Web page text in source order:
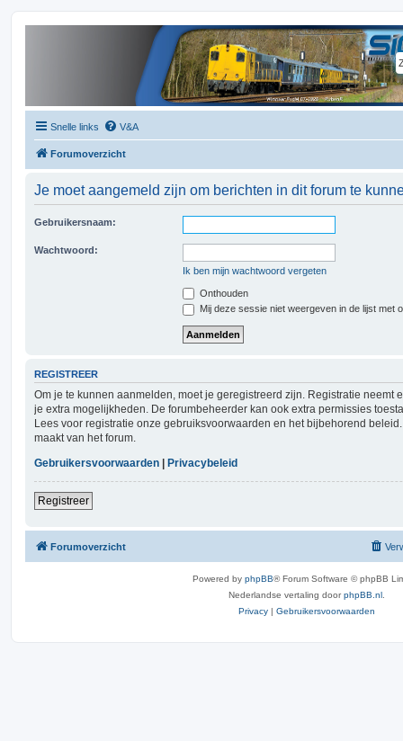
Snelle links V&A
Forumoverzicht
Je moet aangemeld zijn om berichten in dit forum te
Gebruikersnaam:
Wachtwoord:
Ik ben mijn wachtwoord vergeten
Onthouden
Mij deze sessie niet weergeven in de lijst met
REGISTREER
Om je te kunnen aanmelden, moet je geregistreerd zijn. Registratie neemt
je extra mogelijkheden. De forumbeheerder kan ook extra permissies
Lees voor registratie onze gebruiksvoorwaarden en het bijbehorend
maakt van het forum.
Gebruikersvoorwaarden
Privacybeleid
Registreer
Forumoverzicht
Powered by phpBB® Forum Software © phpBB
Nederlandse vertaling doorphpBB.nl.
Privacy| Gebruikersvoorwaarden